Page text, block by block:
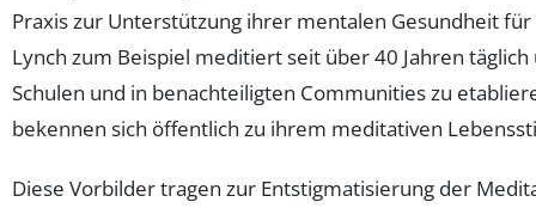
Praxis zur Unterstützung ihrer mentalen Gesundheit
Lynch zum Beispiel meditiert seit über 40 Jahren
Schulen und in benachteiligten Communities zu
bekennen sich öffentlich zu ihrem meditativen
Diese Vorbilder tragen zur Entstigmatisierung der